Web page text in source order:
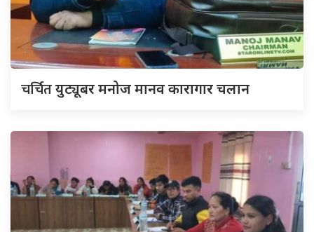
चर्चितयुट्यूबर मनोज मानव कारागार चलान